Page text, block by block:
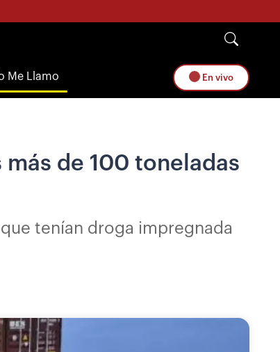
Me Llamo En vivo
de 100 toneladas
tenían droga impregnada